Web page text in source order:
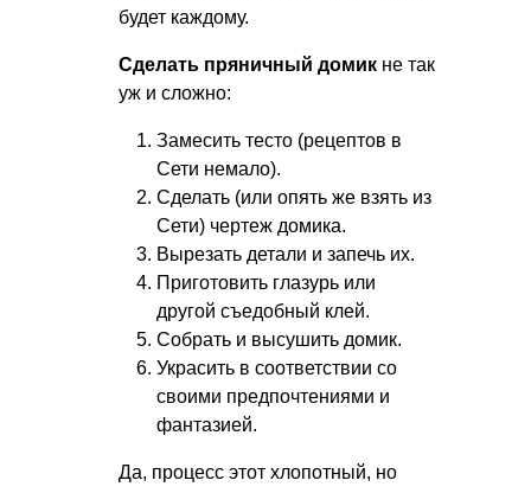
будет каждому.
Сделать пряничный домик не так
уж и сложно:
Замесить тесто (рецептов в
Сети немало).
Сделать (или опять же взять из
Сети) чертеж домика.
Вырезать детали и запечь их.
Приготовить глазурь или
другой съедобный клей.
Собрать и высушить домик.
Украсить в соответствии со
своими предпочтениями и
фантазией.
Да, процесс этот хлопотный, но